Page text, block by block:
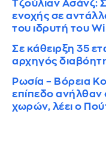
Τζούλιαν Ασάνζ:
ενοχής σε
του ιδρυτή του
Σε κάθειρξη 35
αρχηγός
Ρωσία – Βόρεια
επίπεδο ανήλθαν
χωρών, λέει ο